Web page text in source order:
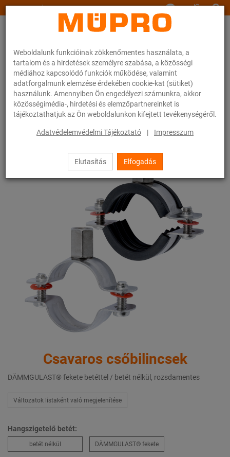
Weboldalunk funkcióinak zökkenőmentes használata, a
tartalom és a hirdetések személyre szabása, a közösségi
médiához kapcsolódó funkciók működése, valamint
adatforgalmunk elemzése érdekében cookie-kat (sütiket)
használunk. Amennyiben Ön engedélyezi számunkra, akkor
közösségimédia-, hirdetési és elemzőpartnereinket is
tájékoztathatjuk az Ön weboldalunkon kifejtett tevékenységéről.
Adatvédelemvédelmi Tájékoztató | Impresszum
Elutasítás Elfogadás
www.muepro.hu
Webáruhàz Rögzítéstechnika Csőbilincsek Csavaros csőbilincsek
13 / 54
Csavaros csőbilincsek
DÄMMGULAST® fekete betéttel / betét nélkül, rozsdamentes
Változatok listaként való megjelenítése
Hangszigetelő betét:
betét nélkül DÄMMGULAST® fekete